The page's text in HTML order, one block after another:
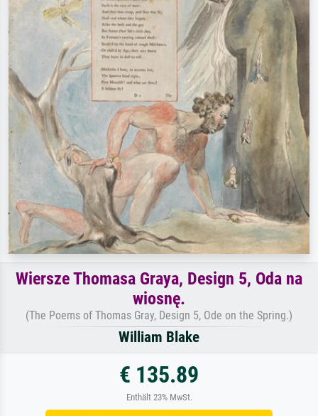
Wiersze Thomasa Graya, Design 5, Oda na
wiosnę.
(The Poems of Thomas Gray, Design 5, Ode on the Spring.)
William Blake
€ 135.89
Enthält 23% MwSt.